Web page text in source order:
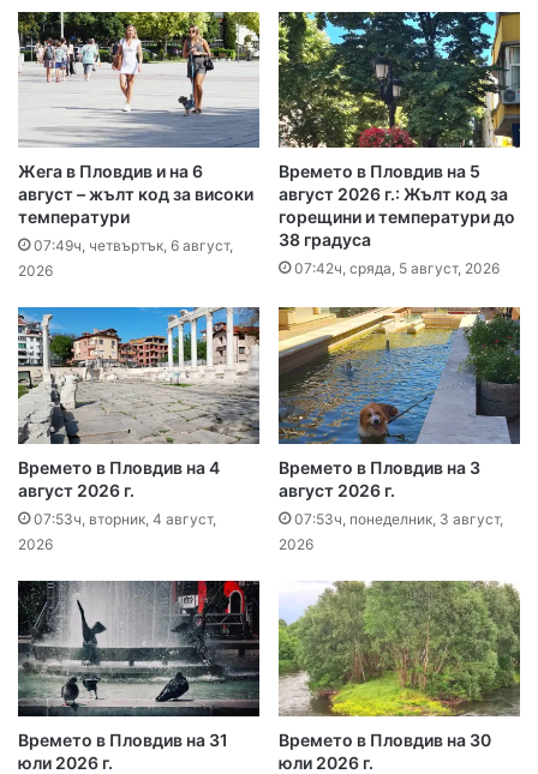
Жега в Пловдив и на 6
август – жълт код за високи
температури
07:49ч, четвъртък, 6 август,
2026
Времето в Пловдив на 5
август 2026 г.: Жълт код за
горещини и температури до
38 градуса
07:42ч, сряда, 5 август, 2026
Времето в Пловдив на 4
август 2026 г.
07:53ч, вторник, 4 август,
2026
Времето в Пловдив на 3
август 2026 г.
07:53ч, понеделник, 3 август,
2026
Времето в Пловдив на 31
юли 2026 г.
Времето в Пловдив на 30
юли 2026 г.